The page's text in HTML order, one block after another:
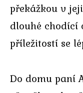
překážkou v
dlouhé chodící
příležitostí se
Do domu paní